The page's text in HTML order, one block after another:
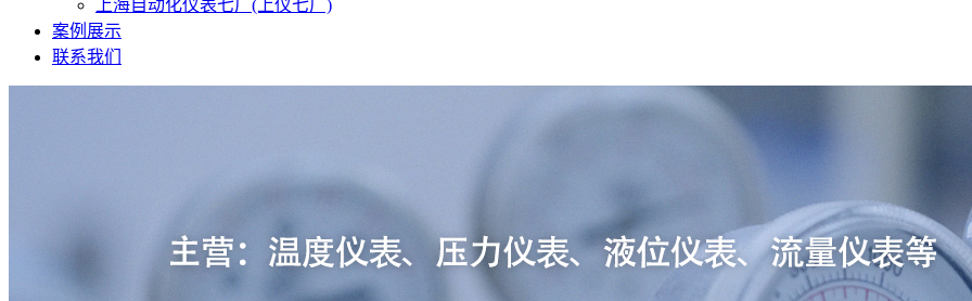
上海自动化仪表七厂(上仪七厂)
案例展示
联系我们